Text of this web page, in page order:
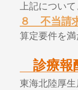
上記につい
８ 不当請
算定要件を
診療報
東海北陸厚